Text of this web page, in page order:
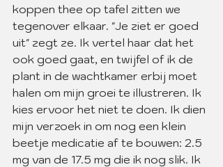
koppen thee op tafel zitten we
tegenover elkaar. "Je ziet er goed
uit" zegt ze. Ik vertel haar dat het
ook goed gaat, en twijfel of ik de
plant in de wachtkamer erbij moet
halen om mijn groei te illustreren. Ik
kies ervoor het niet te doen. Ik dien
mijn verzoek in om nog een klein
beetje medicatie af te bouwen: 2.5
mg van de 17.5 mg die ik nog slik. Ik